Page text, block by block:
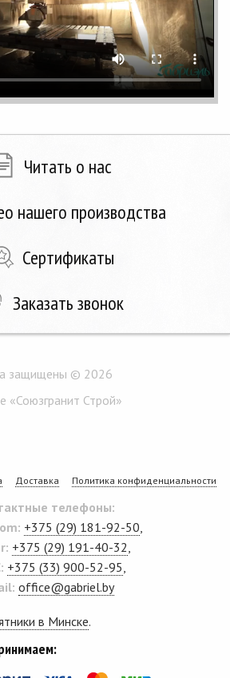
Читать о нас
нашего производства
Сертификаты
Заказать звонок
защищены © 2026
«Союзгранит Строй»
Доставка Политика конфиденциальности
телефоны:
+375 (29) 181-92-50
+375 (29) 191-40-32
+375 (33) 900-52-95
office@gabriel.by
в Минске.